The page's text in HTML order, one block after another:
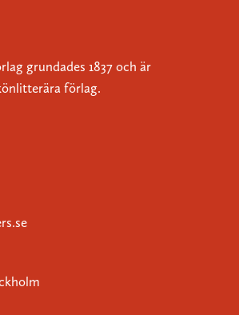
grundades 1837 och är
förlag.